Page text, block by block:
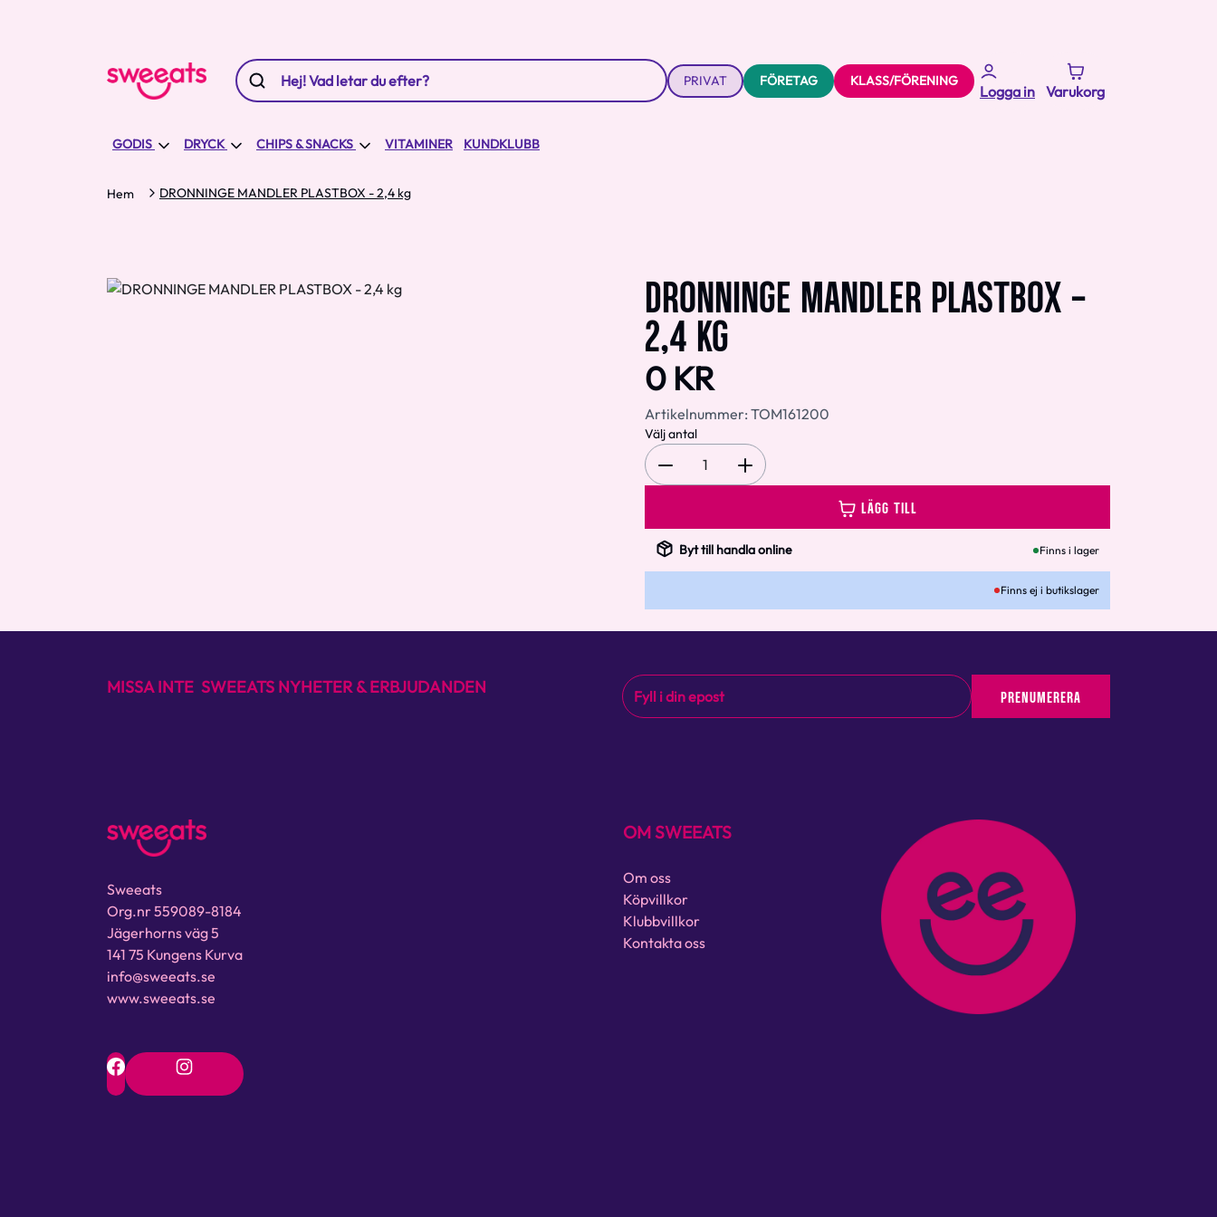
PRIVAT FÖRETAG KLASS/FÖRENING
Logga in Varukorg
GODIS DRYCK CHIPS & SNACKS VITAMINER KUNDKLUBB
Hem DRONNINGE MANDLER PLASTBOX - 2,4 kg
DRONNINGE MANDLER PLASTBOX -
2,4 KG
0 KR
Artikelnummer: TOM161200
Välj antal
1
LÄGG TILL
Byt till handla online Finns i lager
Finns ej i butikslager
MISSA INTE SWEEATS NYHETER & ERBJUDANDEN PRENUMERERA
Sweeats
Org.nr 559089-8184
Jägerhorns väg 5
141 75 Kungens Kurva
info@sweeats.se
www.sweeats.se
OM SWEEATS
Om oss
Köpvillkor
Klubbvillkor
Kontakta oss